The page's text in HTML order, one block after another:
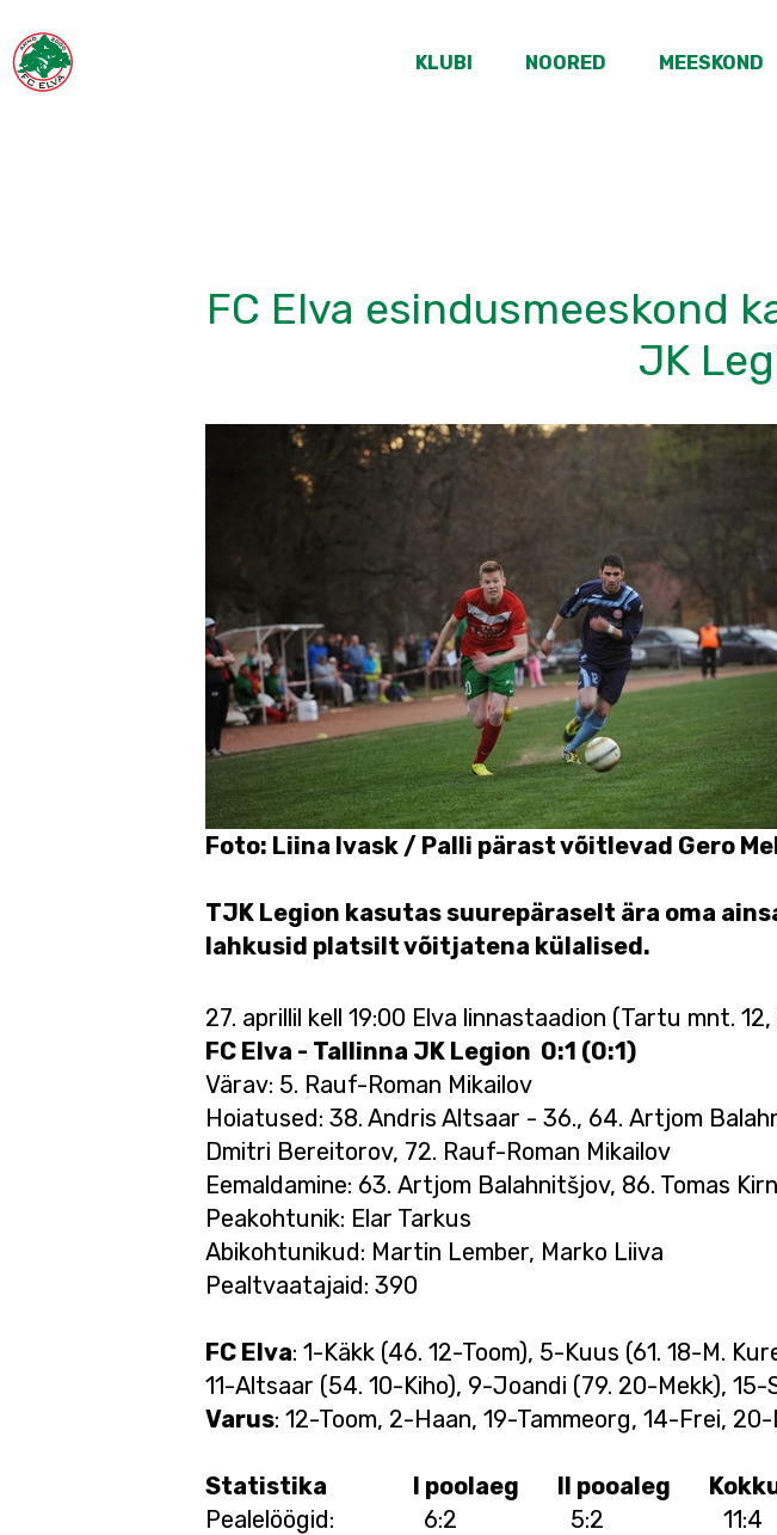
KLUBI NOORED MEESKOND
FC Elva esindusmeeskond
JK
Foto: Liina Ivask / Palli pärast võitlevad Gero
TJK Legion kasutas suurepäraselt ära oma
lahkusid platsilt võitjatena külalised.
27. aprillil kell 19:00 Elva linnastaadion (Tartu mnt. 12,
FC Elva - Tallinna JK Legion 0:1 (0:1)
Värav: 5. Rauf-Roman Mikailov
Hoiatused: 38. Andris Altsaar - 36., 64. Artjom
Dmitri Bereitorov, 72. Rauf-Roman Mikailov
Eemaldamine: 63. Artjom Balahnitšjov, 86. Tomas Kirn
Peakohtunik: Elar Tarkus
Abikohtunikud: Martin Lember, Marko Liiva
Pealtvaatajaid: 390
FC Elva: 1-Käkk (46. 12-Toom), 5-Kuus (61. 18-M.
11-Altsaar (54. 10-Kiho), 9-Joandi (79. 20-Mekk), 15-
Varus: 12-Toom, 2-Haan, 19-Tammeorg, 14-Frei,
Statistika I poolaeg II pooaleg
Pealelöögid: 6:2 5:2 11:4